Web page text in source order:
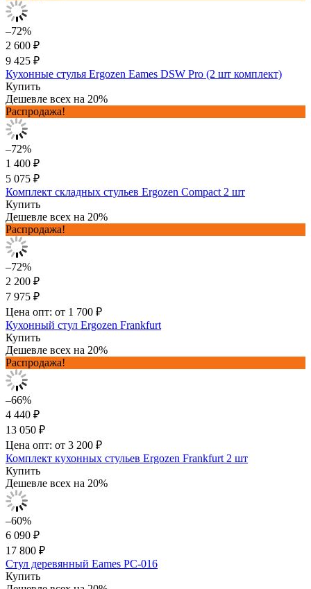
–72%
2 600 ₽
9 425 ₽
Кухонные стулья Ergozen Eames DSW Pro (2 шт комплект)
Купить
Дешевле всех на 20%
Распродажа!
–72%
1 400 ₽
5 075 ₽
Комплект складных стульев Ergozen Compact 2 шт
Купить
Дешевле всех на 20%
Распродажа!
–72%
2 200 ₽
7 975 ₽
Цена опт: от 1 700 ₽
Кухонный стул Ergozen Frankfurt
Купить
Дешевле всех на 20%
Распродажа!
–66%
4 440 ₽
13 050 ₽
Цена опт: от 3 200 ₽
Комплект кухонных стульев Ergozen Frankfurt 2 шт
Купить
Дешевле всех на 20%
–60%
6 090 ₽
17 800 ₽
Стул деревянный Eames PC-016
Купить